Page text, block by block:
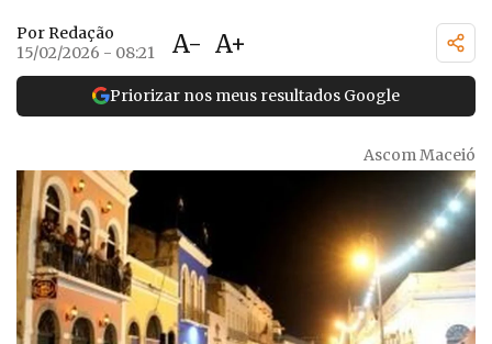
Por Redação
15/02/2026 - 08:21
A- A+
Priorizar nos meus resultados Google
Ascom Maceió